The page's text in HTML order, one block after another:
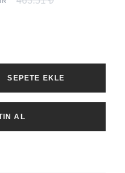
SEPETE EKLE
AL